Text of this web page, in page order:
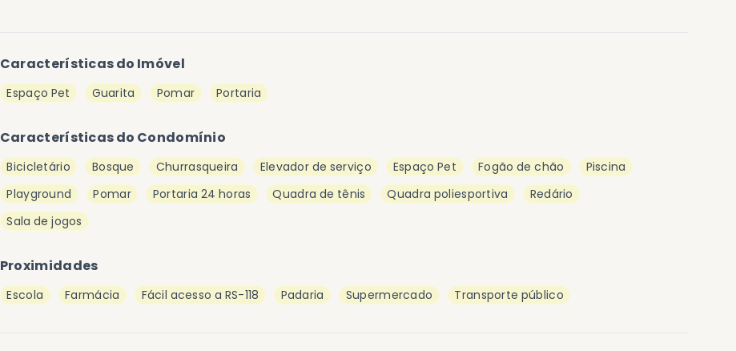
Características do Imóvel
Espaço Pet Guarita Pomar Portaria
Características do Condomínio
Bicicletário Bosque Churrasqueira Elevador de serviço Espaço Pet Fogão de chão
Piscina
Playground
Pomar Portaria 24 horas Quadra de tênis Quadra poliesportiva
Redário
Sala de jogos
Proximidades
Escola Farmácia Fácil acesso a RS-118 Padaria Supermercado Transporte público